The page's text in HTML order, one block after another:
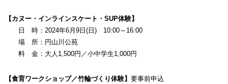
【カヌー・インラインスケート・SUP体験】
日 時：2024年6月9日(日) 10:00～16:00
場 所：円山川公苑
料 金：大人1,500円／小中学生1,000円
【食育ワークショップ／竹輪づくり体験】 要事前申込